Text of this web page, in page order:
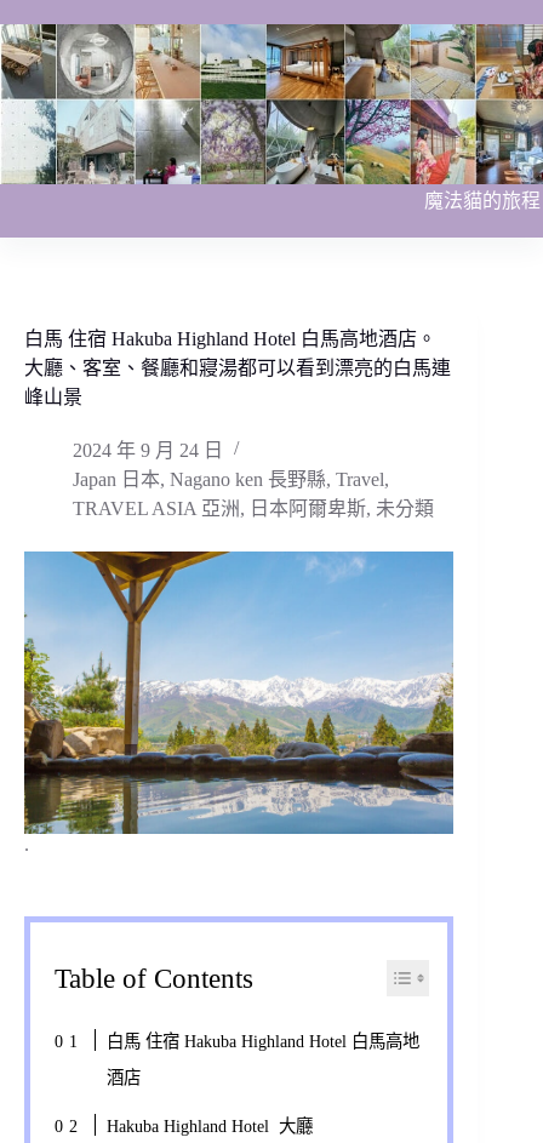
至
主
要
內
容
魔法貓的旅程
白馬 住宿 Hakuba Highland Hotel 白馬高地酒店。
大廳、客室、餐廳和寢湯都可以看到漂亮的白馬連
峰山景
2024 年 9 月 24 日
Japan 日本, Nagano ken 長野縣, Travel,
TRAVEL ASIA 亞洲, 日本阿爾卑斯, 未分類
.
Table of Contents
白馬 住宿 Hakuba Highland Hotel 白馬高地
酒店
Hakuba Highland Hotel 大廳